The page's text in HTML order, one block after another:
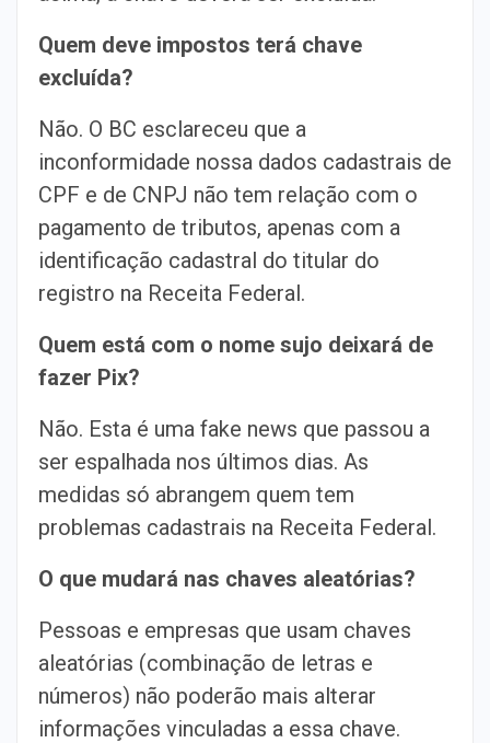
Quem deve impostos terá chave
excluída?
Não. O BC esclareceu que a
inconformidade nossa dados cadastrais de
CPF e de CNPJ não tem relação com o
pagamento de tributos, apenas com a
identificação cadastral do titular do
registro na Receita Federal.
Quem está com o nome sujo deixará de
fazer Pix?
Não. Esta é uma fake news que passou a
ser espalhada nos últimos dias. As
medidas só abrangem quem tem
problemas cadastrais na Receita Federal.
O que mudará nas chaves aleatórias?
Pessoas e empresas que usam chaves
aleatórias (combinação de letras e
números) não poderão mais alterar
informações vinculadas a essa chave.